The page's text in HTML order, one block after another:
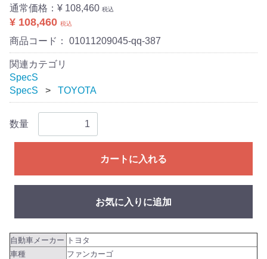
通常価格： ¥ 108,460 税込
¥ 108,460 税込
商品コード： 01011209045-qq-387
関連カテゴリ
SpecS
SpecS
TOYOTA
数量
カートに入れる
お気に入りに追加
自動車メーカー トヨタ
車種
ファンカーゴ